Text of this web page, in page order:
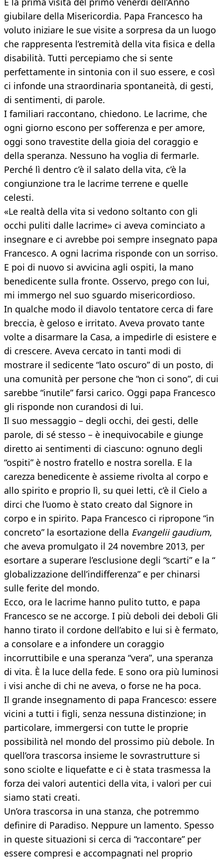
giubilare della Misericordia. Papa Francesco ha
voluto iniziare le sue visite a sorpresa da un luogo
che rappresenta l’estremità della vita fisica e della
disabilità. Tutti percepiamo che si sente
perfettamente in sintonia con il suo essere, e così
ci infonde una straordinaria spontaneità, di gesti,
di sentimenti, di parole.
I familiari raccontano, chiedono. Le lacrime, che
ogni giorno escono per sofferenza e per amore,
oggi sono travestite della gioia del coraggio e
della speranza. Nessuno ha voglia di fermarle.
Perché lì dentro c’è il salato della vita, c’è la
congiunzione tra le lacrime terrene e quelle
celesti.
«Le realtà della vita si vedono soltanto con gli
occhi puliti dalle lacrime» ci aveva cominciato a
insegnare e ci avrebbe poi sempre insegnato papa
Francesco. A ogni lacrima risponde con un sorriso.
E poi di nuovo si avvicina agli ospiti, la mano
benedicente sulla fronte. Osservo, prego con lui,
mi immergo nel suo sguardo misericordioso.
In qualche modo il diavolo tentatore cerca di fare
breccia, è geloso e irritato. Aveva provato tante
volte a disarmare la Casa, a impedirle di esistere e
di crescere. Aveva cercato in tanti modi di
mostrare il sedicente “lato oscuro” di un posto, di
una comunità per persone che “non ci sono”, di cui
sarebbe “inutile” farsi carico. Oggi papa Francesco
gli risponde non curandosi di lui.
Il suo messaggio – degli occhi, dei gesti, delle
parole, di sé stesso – è inequivocabile e giunge
diretto ai sentimenti di ciascuno: ognuno degli
“ospiti” è nostro fratello e nostra sorella. E la
carezza benedicente è assieme rivolta al corpo e
allo spirito e proprio lì, su quei letti, c’è il Cielo a
dirci che l’uomo è stato creato dal Signore in
corpo e in spirito. Papa Francesco ci ripropone “in
concreto” la esortazione della Evangelii gaudium,
che aveva promulgato il 24 novembre 2013, per
esortare a superare l’esclusione degli “scarti” e la “
globalizzazione dell’indifferenza” e per chinarsi
sulle ferite del mondo.
Ecco, ora le lacrime hanno pulito tutto, e papa
Francesco se ne accorge. I più deboli dei deboli Gli
hanno tirato il cordone dell’abito e lui si è fermato,
a consolare e a infondere un coraggio
incorruttibile e una speranza “vera”, una speranza
di vita. È la luce della fede. E sono ora più luminosi
i visi anche di chi ne aveva, o forse ne ha poca.
Il grande insegnamento di papa Francesco: essere
vicini a tutti i figli, senza nessuna distinzione; in
particolare, immergersi con tutte le proprie
possibilità nel mondo del prossimo più debole. In
quell’ora trascorsa insieme le sovrastrutture si
sono sciolte e liquefatte e ci è stata trasmessa la
forza dei valori autentici della vita, i valori per cui
siamo stati creati.
Un’ora trascorsa in una stanza, che potremmo
definire di Paradiso. Neppure un lamento. Spesso
in queste situazioni si cerca di “raccontare” per
essere compresi e accompagnati nel proprio